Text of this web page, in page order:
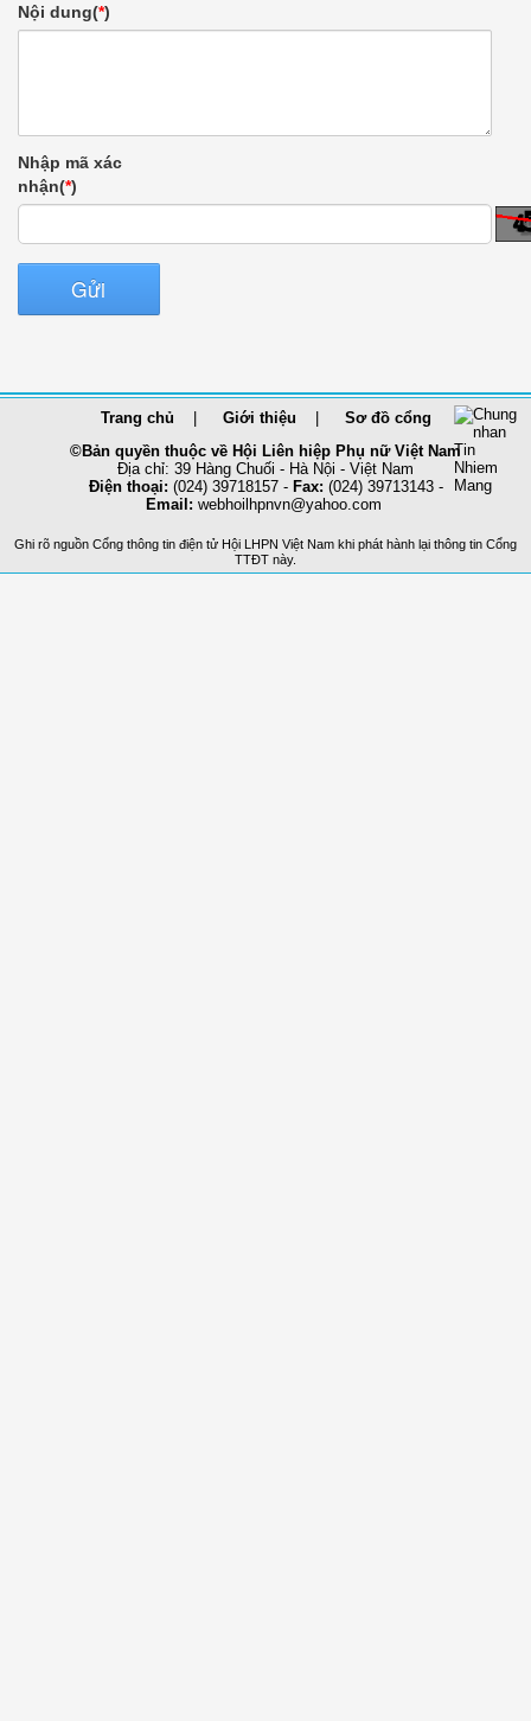
Nội dung(*)
Nhập mã xác
nhận(*)
Gửi
Trang chủ Giới thiệu
Sơ đồ cổng
©Bản quyền thuộc về Hội Liên hiệp Phụ nữ Việt Nam
Địa chỉ: 39 Hàng Chuối - Hà Nội - Việt Nam
Điện thoại: (024) 39718157 - Fax: (024) 39713143 -
Email: webhoilhpnvn@yahoo.com
Ghi rõ nguồn Cổng thông tin điện tử Hội LHPN Việt Nam khi phát hành lại thông tin Cổng
TTĐT này.